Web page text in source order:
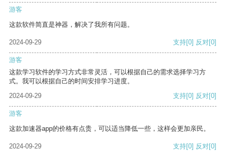
游客
这款软件简直是神器，解决了我所有问题。
2024-09-29 支持[0] 反对[0]
游客
这款学习软件的学习方式非常灵活，可以根据自己的需求选择学习方
式。我可以根据自己的时间安排学习进度。
2024-09-29
支持[0] 反对[0]
游客
这款加速器app的价格有点贵，可以适当降低一些，这样会更加亲民。
2024-09-29 支持[0] 反对[0]